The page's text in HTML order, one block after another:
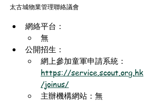
太古城物業管理聯絡議會
網絡平台：
無
公開招生：
網上參加童軍申請系統：
https://service.scout.org.hk
/joinus/
主辦機構網站：無